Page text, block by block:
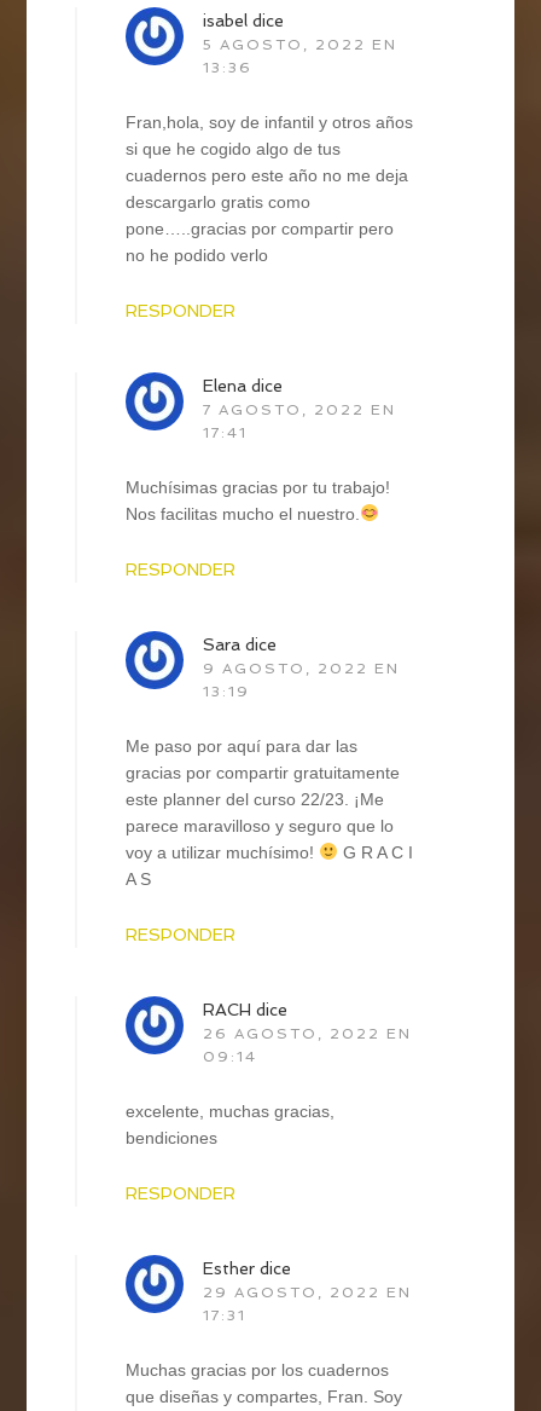
isabel dice
5 AGOSTO, 2022 EN
13:36
Fran,hola, soy de infantil y otros años
si que he cogido algo de tus
cuadernos pero este año no me deja
descargarlo gratis como
pone…..gracias por compartir pero
no he podido verlo
RESPONDER
Elena dice
7 AGOSTO, 2022 EN
17:41
Muchísimas gracias por tu trabajo!
Nos facilitas mucho el nuestro.
RESPONDER
Sara dice
9 AGOSTO, 2022 EN
13:19
Me paso por aquí para dar las
gracias por compartir gratuitamente
este planner del curso 22/23. ¡Me
parece maravilloso y seguro que lo
voy a utilizar muchísimo!
G R A C I
A S
RESPONDER
RACH dice
26 AGOSTO, 2022 EN
09:14
excelente, muchas gracias,
bendiciones
RESPONDER
Esther dice
29 AGOSTO, 2022 EN
17:31
Muchas gracias por los cuadernos
que diseñas y compartes, Fran. Soy